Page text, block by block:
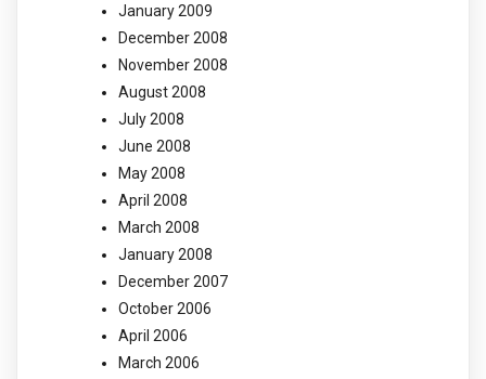
January 2009
December 2008
November 2008
August 2008
July 2008
June 2008
May 2008
April 2008
March 2008
January 2008
December 2007
October 2006
April 2006
March 2006